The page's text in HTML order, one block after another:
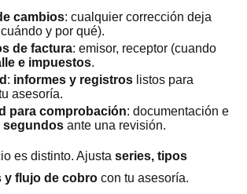
cambios: cualquier corrección deja
y por qué).
de factura: emisor, receptor (cuando
e impuestos.
: informes y registros listos para
asesoría.
para comprobación: documentación e
segundos ante una revisión.
es distinto. Ajusta series, tipos
y flujo de cobro con tu asesoría.